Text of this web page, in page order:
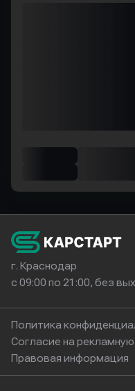
г. Краснодар
с 09:00 по 21:00, без
Политика
Согласие на
Правовая информация